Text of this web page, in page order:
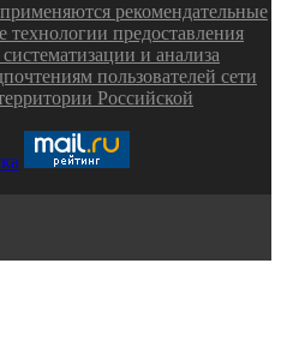
рекомендательные
предоставления
и анализа
пользователей сети
Российской